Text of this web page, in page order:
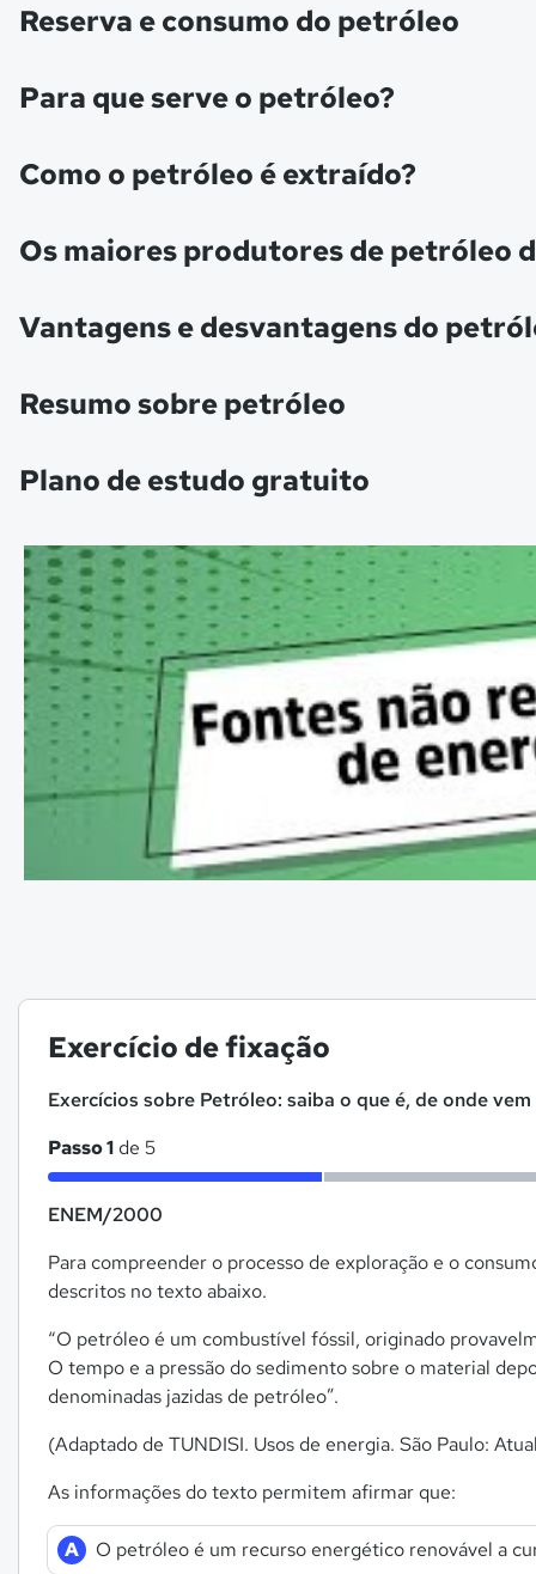
Reserva e consumo do petróleo
Para que serve o petróleo?
Como o petróleo é extraído?
Os maiores produtores de petróleo
Vantagens e desvantagens do
Resumo sobre petróleo
Plano de estudo gratuito
Exercício de fixação
Exercícios sobre Petróleo: saiba o que é, de onde
Passo 1de 5
ENEM/2000
Para compreender o processo de exploração e o
descritos no texto abaixo.
“O petróleo é um combustível fóssil, originado
O tempo e a pressão do sedimento sobre o material
denominadas jazidas de petróleo”.
(Adaptado de TUNDISI. Usos de energia. São Paulo:
As informações do texto permitem afirmar que:
A O petróleo é um recurso energético renovável a